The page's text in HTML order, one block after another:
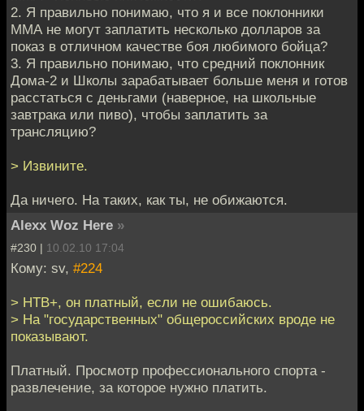
2. Я правильно понимаю, что я и все поклонники
ММА не могут заплатить несколько долларов за
показ в отличном качестве боя любимого бойца?
3. Я правильно понимаю, что средний поклонник
Дома-2 и Школы зарабатывает больше меня и готов
расстаться с деньгами (наверное, на школьные
завтрака или пиво), чтобы заплатить за
трансляцию?
> Извините.
Да ничего. На таких, как ты, не обижаются.
Alexx Woz Here »
#230 | 10.02.10 17:04
Кому: sv, #224
> НТВ+, он платный, если не ошибаюсь.
> На "государственных" общероссийских вроде не
показывают.
Платный. Просмотр профессионального спорта -
развлечение, за которое нужно платить.